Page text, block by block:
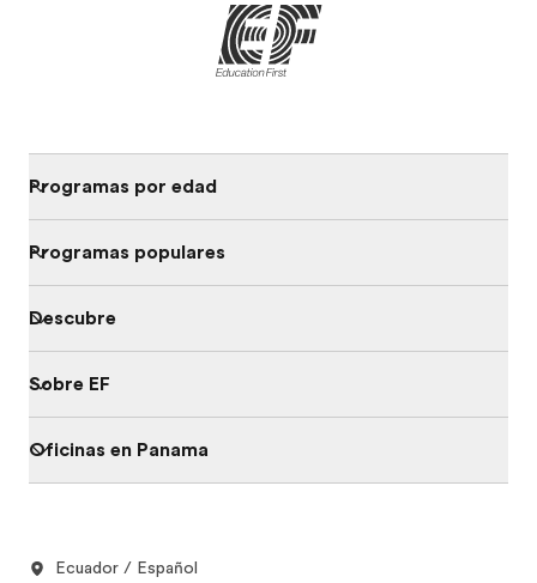
Programas por edad
Programas populares
Descubre
Sobre EF
Oficinas en Panama
Ecuador / Español